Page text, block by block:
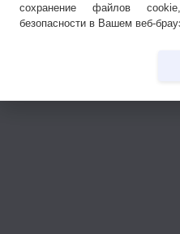
сохранение файлов
безопасности в Вашем веб-